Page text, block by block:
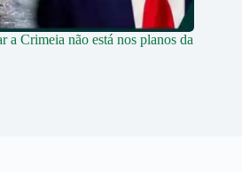
a Crimeia não está nos planos da